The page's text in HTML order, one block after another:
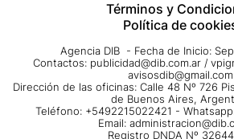
Términos y
Política de
Agencia DIB - Fecha de Inicio:
Contactos: publicidad@dib.com.ar /
avisosdib@gmail.com
Dirección de las oficinas: Calle 48 Nº 726
de Buenos Aires,
Teléfono: +5492215022421 -
Email:
Registro DNDA Nº